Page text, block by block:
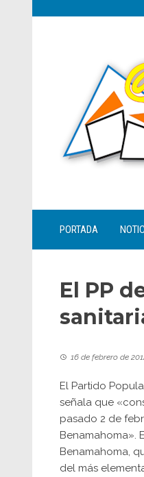
PORTADA
El PP
16 de febrero de
El Partido
señala que
pasado 2 de
Benamahoma».
Benamahoma,
del más